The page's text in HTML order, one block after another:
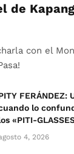
de
con el
FERÁNDEZ:
lo
«PITI-
4, 2026